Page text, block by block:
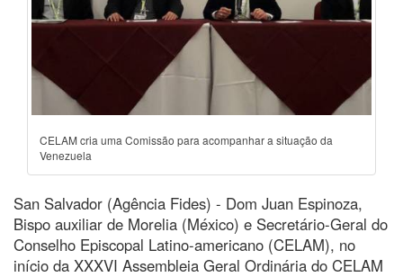
CELAM cria uma Comissão para acompanhar a situação da
Venezuela
San Salvador (Agência Fides) - Dom Juan Espinoza,
Bispo auxiliar de Morelia (México) e Secretário-Geral do
Conselho Episcopal Latino-americano (CELAM), no
início da XXXVI Assembleia Geral Ordinária do CELAM